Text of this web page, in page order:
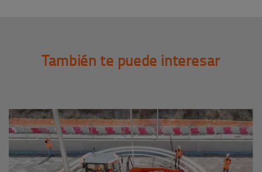
También te puede interesar